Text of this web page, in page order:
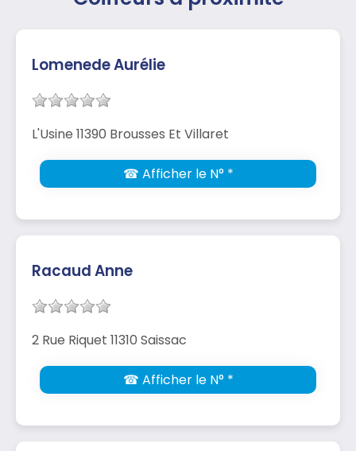
Lomenede Aurélie
L'Usine 11390 Brousses Et Villaret
☎ Afficher le N° *
Racaud Anne
2 Rue Riquet 11310 Saissac
☎ Afficher le N° *